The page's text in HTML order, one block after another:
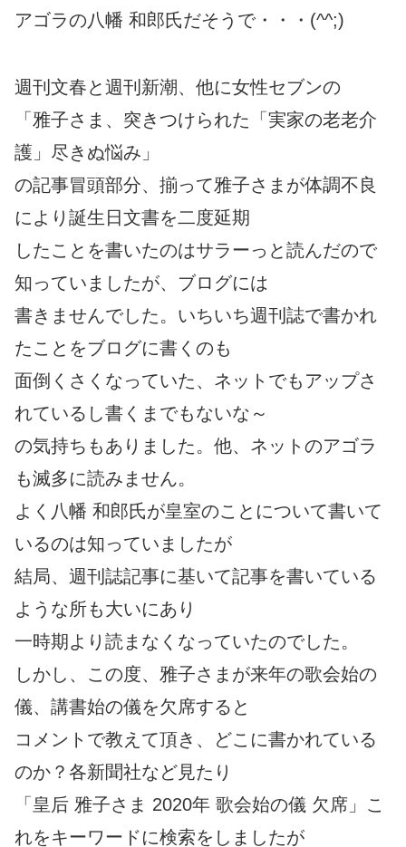
アゴラの八幡 和郎氏だそうで・・・(^^;)
週刊文春と週刊新潮、他に女性セブンの
「雅子さま、突きつけられた「実家の老老介
護」尽きぬ悩み」
の記事冒頭部分、揃って雅子さまが体調不良
により誕生日文書を二度延期
したことを書いたのはサラーっと読んだので
知っていましたが、ブログには
書きませんでした。いちいち週刊誌で書かれ
たことをブログに書くのも
面倒くさくなっていた、ネットでもアップさ
れているし書くまでもないな～
の気持ちもありました。他、ネットのアゴラ
も滅多に読みません。
よく八幡 和郎氏が皇室のことについて書いて
いるのは知っていましたが
結局、週刊誌記事に基いて記事を書いている
ような所も大いにあり
一時期より読まなくなっていたのでした。
しかし、この度、雅子さまが来年の歌会始の
儀、講書始の儀を欠席すると
コメントで教えて頂き、どこに書かれている
のか？各新聞社など見たり
「皇后 雅子さま 2020年 歌会始の儀 欠席」こ
れをキーワードに検索をしましたが